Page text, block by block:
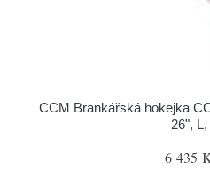
CCM Brankářská hokejka
26",
6 435